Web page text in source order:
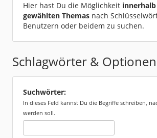
Hier hast Du die Möglichkeit
gewählten Themas nach
Benutzern oder beidem zu suchen.
Schlagwörter & Optionen
Suchwörter:
In dieses Feld kannst Du die Begriffe schreiben,
werden soll.